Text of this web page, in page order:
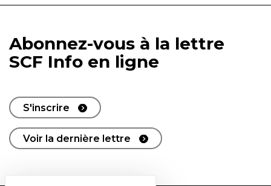
Abonnez-vous à la lettre
SCF Info en ligne
S'inscrire
Voir la dernière lettre